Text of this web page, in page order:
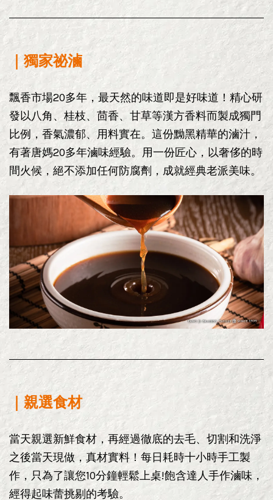
｜獨家祕滷
飄香市場20多年，最天然的味道即是好味道！精心研
發以八角、桂枝、茴香、甘草等漢方香料而製成獨門
比例，香氣濃郁、用料實在。這份黝黑精華的滷汁，
有著唐媽20多年滷味經驗。用一份匠心，以奢侈的時
間火候，絕不添加任何防腐劑，成就經典老派美味。
親選食材
當天親選新鮮食材，再經過徹底的去毛、切割和洗淨
之後當天現做，真材實料！每日耗時十小時手工製
作，只為了讓您10分鐘輕鬆上桌!飽含達人手作滷味，
經得起味蕾挑剔的考驗。